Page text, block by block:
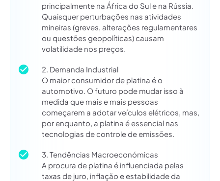
principalmente na África do Sul e na Rússia.
Quaisquer perturbações nas atividades
mineiras (greves, alterações regulamentares
ou questões geopolíticas) causam
volatilidade nos preços.
2. Demanda Industrial
O maior consumidor de platina é o
automotivo. O futuro pode mudar isso à
medida que mais e mais pessoas
começarem a adotar veículos elétricos, mas,
por enquanto, a platina é essencial nas
tecnologias de controle de emissões.
3. Tendências Macroeconómicas
A procura de platina é influenciada pelas
taxas de juro, inflação e estabilidade da